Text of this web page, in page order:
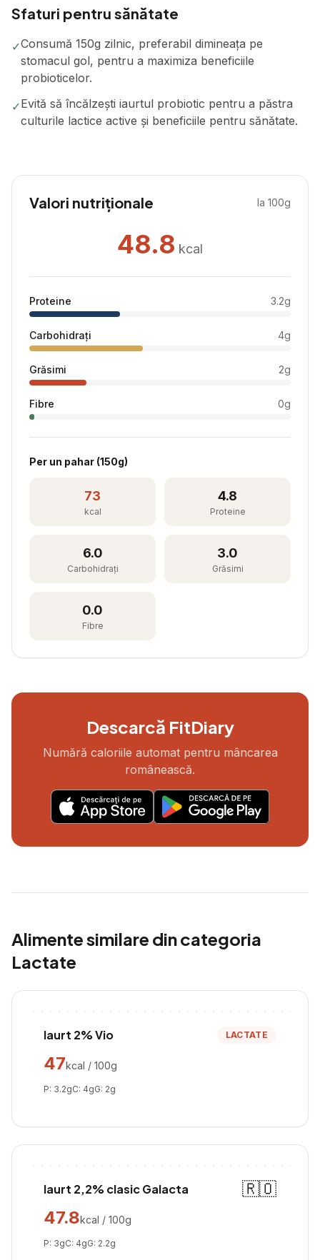
Sfaturi pentru sănătate
✓Consumă 150g zilnic, preferabil dimineața pe
stomacul gol, pentru a maximiza beneficiile
probioticelor.
✓Evită să încălzești iaurtul probiotic pentru a păstra
culturile lactice active și beneficiile pentru sănătate.
Valori nutriționale la 100g
48.8 kcal
Proteine 3.2g
Carbohidrați 4g
Grăsimi 2g
Fibre 0g
Per un pahar (150g)
73
kcal
4.8
Proteine
6.0
Carbohidrați
3.0
Grăsimi
0.0
Fibre
Descarcă FitDiary
Numără caloriile automat pentru mâncarea
românească.
Alimente similare din categoria
Lactate
Iaurt 2% Vio LACTATE
47kcal / 100g
P: 3.2gC: 4gG: 2g
Iaurt 2,2% clasic Galacta
🇷🇴
47.8kcal / 100g
P: 3gC: 4gG: 2.2g